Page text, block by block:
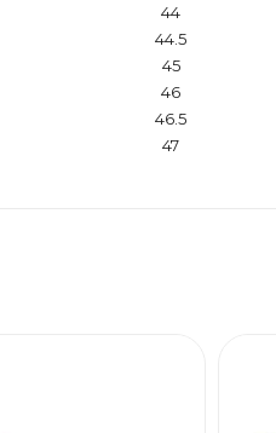
44
44.5
45
46
46.5
47